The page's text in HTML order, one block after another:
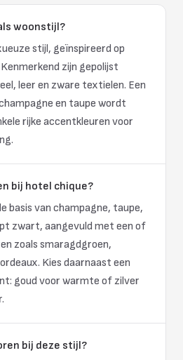
woonstijl?
stijl, geïnspireerd op
zijn gepolijst
leer en zware textielen. Een
en taupe wordt
rijke accentkleuren voor
bij hotel chique?
basis van champagne, taupe,
zwart, aangevuld met een of
zoals smaragdgroen,
Kies daarnaast een
goud voor warmte of zilver
bij deze stijl?